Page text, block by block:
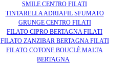
SMILE CENTRO FILATI
TINTARELLA ADRIAFIL SFUMATO
GRUNGE CENTRO FILATI
FILATO CIPRO BERTAGNA FILATI
FILATO ZANZIBAR BERTAGNA FILATI
FILATO COTONE BOUCLÈ MALTA
BERTAGNA